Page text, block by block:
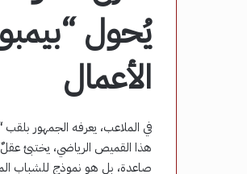
يُحول
الأعمال
في الملاعب، يعرفه الجمهور بلقب
هذا القميص الرياضي، يختبئ
صاعدة، بل هو نموذج للشباب